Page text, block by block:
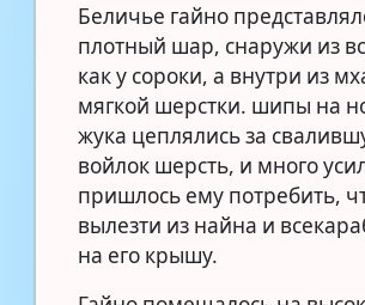
Беличье гайно
плотный шар, снаружи из
как у сороки, а внутри из
мягкой шерстки. шипы на
жука цеплялись за
войлок шерсть, и много
пришлось ему потребить,
вылезти из найна и
на его крышу.